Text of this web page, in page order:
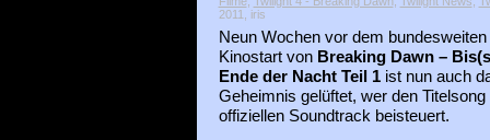
2011, iris
Neun Wochen vor dem bundesweiten
Kinostart von Breaking Dawn –
Ende der Nacht Teil 1ist nun auch
Geheimnis gelüftet, wer den Titelsong
offiziellen Soundtrack beisteuert.